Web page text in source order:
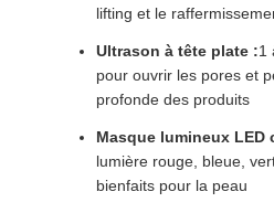
lifting et le
Ultrason à tête plate :1
pour ouvrir les pores et
profonde des produits
Masque lumineux LED
lumière rouge, bleue,
bienfaits pour la peau